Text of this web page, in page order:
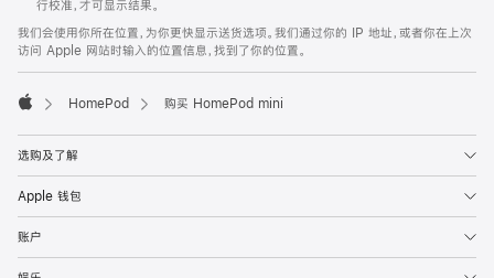
行校准，才可显示结果。
我们会使用你所在位置，为你更快显示送货选项。我们通过你的 IP 地址，或者你在上次
访问 Apple 网站时输入的位置信息，找到了你的位置。
HomePod 购买 HomePod mini
选购及了解
Apple 钱包
账户